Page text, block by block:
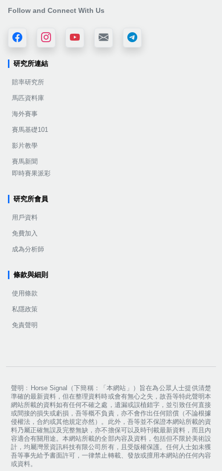
Follow and Connect With Us
研究所連結
賠率研究所
馬匹資料庫
海外賽事
賽馬基礎101
影片教學
賽馬新聞
即時賽果派彩
研究所會員
用戶資料
免費加入
成為分析師
條款與細則
使用條款
私隱政策
免責聲明
聲明﹕Horse Signal（下簡稱：「本網站」）旨在為公眾人士提供清楚
準確的最新資料，但在整理資料時或會有無心之失，故吾等特此聲明本
網站所載的資料如有任何不確之處，遺漏或誤植錯字，並引致任何直接
或間接的損失或虧損，吾等概不負責，亦不會作出任何賠償（不論根據
侵權法，合約或其他規定亦然）。此外，吾等並不保證本網站所載的資
料乃屬正確無誤及完整無缺，亦不擔保可以及時刊載最新資料，而且內
容適合有關用途。本網站所載的全部內容及資料，包括但不限於美術設
計，均屬灣景資訊科技有限公司所有，且受版權保護。任何人士如未獲
吾等事先給予書面許可，一律禁止轉載、發放或擅用本網站的任何內容
或資料。